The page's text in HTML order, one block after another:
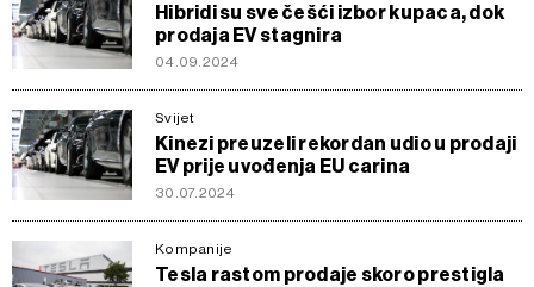
Hibridi su sve češći izbor kupaca, dok
prodaja EV stagnira
04.09.2024
Svijet
Kinezi preuzeli rekordan udio u prodaji
EV prije uvođenja EU carina
30.07.2024
Kompanije
Tesla rastom prodaje skoro prestigla